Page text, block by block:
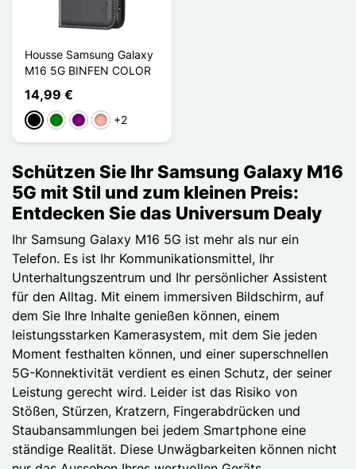
Housse Samsung Galaxy
M16 5G BINFEN COLOR
14,99 €
Schwarz
GrünViolettRoségold
+2
Schützen Sie Ihr Samsung Galaxy M16
5G mit Stil und zum kleinen Preis:
Entdecken Sie das Universum Dealy
Ihr Samsung Galaxy M16 5G ist mehr als nur ein
Telefon. Es ist Ihr Kommunikationsmittel, Ihr
Unterhaltungszentrum und Ihr persönlicher Assistent
für den Alltag. Mit einem immersiven Bildschirm, auf
dem Sie Ihre Inhalte genießen können, einem
leistungsstarken Kamerasystem, mit dem Sie jeden
Moment festhalten können, und einer superschnellen
5G-Konnektivität verdient es einen Schutz, der seiner
Leistung gerecht wird. Leider ist das Risiko von
Stößen, Stürzen, Kratzern, Fingerabdrücken und
Staubansammlungen bei jedem Smartphone eine
ständige Realität. Diese Unwägbarkeiten können nicht